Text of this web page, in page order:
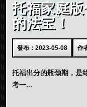
托福家庭
的法宝！
發布：2023-05-08 作
托福出分的瓶颈期，是
考一...